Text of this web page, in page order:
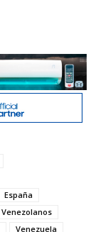
España
Venezolanos
Venezuela